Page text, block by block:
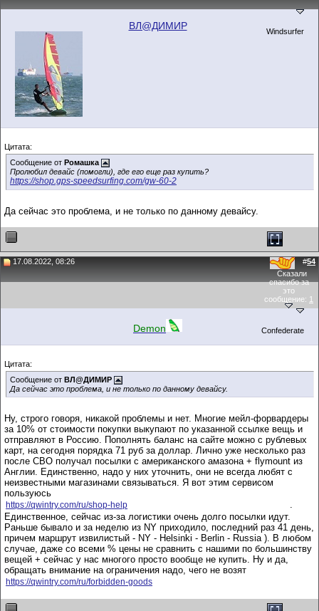
ВЛ@ДИМИР Windsurfer
Цитата:
Сообщение от Ромашка
Пролюбил девайс (помогли), где его еще раз купить?
https://shop.gps-speedsurfing.com/gw-60-2
Да сейчас это проблема, и не только по данному девайсу.
17.08.2022, 08:26 #54
Сказали
спасибо за
это
сообщение: 1
Demon Confederate
Цитата:
Сообщение от ВЛ@ДИМИР
Да сейчас это проблема, и не только по данному девайсу.
Ну, строго говоря, никакой проблемы и нет. Многие мейл-форвардеры
за 10% от стоимости покупки выкупают по указанной ссылке вещь и
отправляют в Россию. Пополнять баланс на сайте можно с рублевых
карт, на сегодня порядка 71 руб за доллар. Лично уже несколько раз
после СВО получал посылки с американского амазона + flymount из
Англии. Единственно, надо у них уточнить, они не всегда любят с
неизвестными магазинами связываться. Я вот этим сервисом
пользуюсь
https://qwintry.com/ru/shop-help
.
Единственное, сейчас из-за логистики очень долго посылки идут.
Раньше бывало и за неделю из NY приходило, последний раз 41 день,
причем маршрут извилистый - NY - Helsinki - Berlin - Russia ). В любом
случае, даже со всеми % цены не сравнить с нашими по большинству
вещей + сейчас у нас многого просто вообще не купить. Ну и да,
обращать внимание на ограничения надо, чего не возят
https://qwintry.com/ru/forbidden-goods